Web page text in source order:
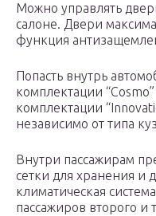
Можно управлять
салоне. Двери
функция
Попасть внутрь
комплектации
комплектации
независимо от типа
Внутри пассажирам
сетки для хранения и
климатическая
пассажиров второго и